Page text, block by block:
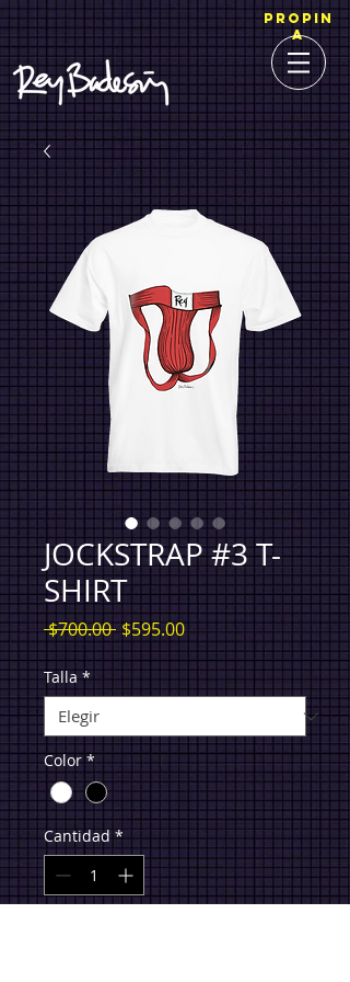
PROPIN
A
JOCKSTRAP #3 T-
SHIRT
$700.00 Precio
$595.00Precio
de
oferta
Talla *
Color *
Cantidad *